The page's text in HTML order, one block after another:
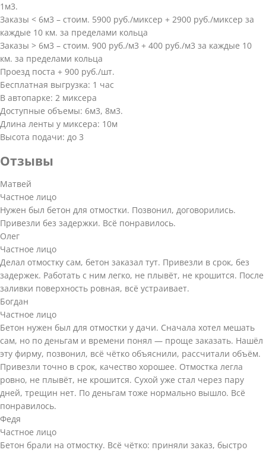
1м3.
Заказы < 6м3 – стоим. 5900 руб./миксер + 2900 руб./миксер за
каждые 10 км. за пределами кольца
Заказы > 6м3 – стоим. 900 руб./м3 + 400 руб./м3 за каждые 10
км. за пределами кольца
Проезд поста + 900 руб./шт.
Бесплатная выгрузка: 1 час
В автопарке: 2 миксера
Доступные объемы: 6м3, 8м3.
Длина ленты у миксера: 10м
Высота подачи: до 3
Отзывы
Матвей
Частное лицо
Нужен был бетон для отмостки. Позвонил, договорились.
Привезли без задержки. Всё понравилось.
Олег
Частное лицо
Делал отмостку сам, бетон заказал тут. Привезли в срок, без
задержек. Работать с ним легко, не плывёт, не крошится. После
заливки поверхность ровная, всё устраивает.
Богдан
Частное лицо
Бетон нужен был для отмостки у дачи. Сначала хотел мешать
сам, но по деньгам и времени понял — проще заказать. Нашёл
эту фирму, позвонил, всё чётко объяснили, рассчитали объём.
Привезли точно в срок, качество хорошее. Отмостка легла
ровно, не плывёт, не крошится. Сухой уже стал через пару
дней, трещин нет. По деньгам тоже нормально вышло. Всё
понравилось.
Федя
Частное лицо
Бетон брали на отмостку. Всё чётко: приняли заказ, быстро